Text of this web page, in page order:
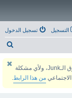
تسجيل الدخول التسجيل
يمكنك التسجيل والتفعيل عبر بريدك الالكتروني، راجع صندوق الـJunk، ولأي مشكلة
من هذا الرابط.